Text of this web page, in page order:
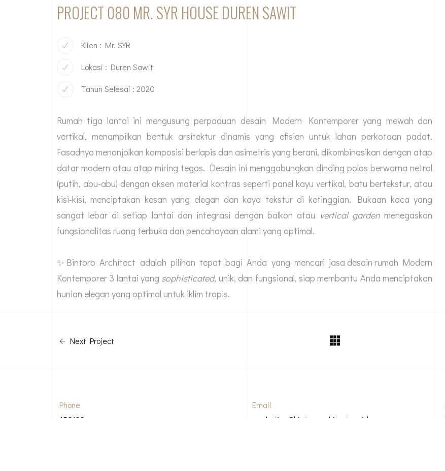
PROJECT 080 MR. SYR HOUSE DUREN SAWIT
Klien : Mr. SYR
Lokasi : Duren Sawit
Tahun Selesai : 2020
Rumah tiga lantai ini mengusung perpaduan desain Modern Kontemporer yang mewah dan
vertikal, menampilkan bentuk arsitektur dinamis yang efisien untuk lahan perkotaan padat.
Fasadnya menonjolkan komposisi berlapis dan asimetris yang berani, dikombinasikan dengan atap
datar modern atau atap miring tegas. Desain ini menggabungkan dinding polos berwarna netral
(putih, abu-abu) dengan aksen material kontras seperti panel kayu vertikal, batu bertekstur, atau
kisi-kisi, menciptakan kesan yang elegan dan kaya tekstur di ketinggian. Bukaan kaca yang
sangat lebar di setiap lantai dan integrasi dengan balkon atau vertical gardenmenegaskan
fungsionalitas ruang terbuka dan pencahayaan alami yang optimal.
✨Bintoro Architect adalah pilihan tepat bagi Anda yang mencari jasa desain rumah Modern
Kontemporer 3 lantai yang sophisticated, unik, dan fungsional, siap membantu Anda menciptakan
hunian elegan yang optimal untuk iklim tropis.
Next Project
Phone
150130
Email
marketing@bintoroarchitect.co.id